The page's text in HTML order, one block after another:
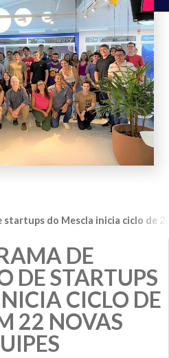
startups do Mescla inicia ciclo de
DE
DE STARTUPS
CICLO DE
22 NOVAS